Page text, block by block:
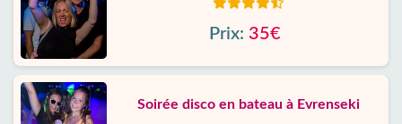
Prix: 35€
Soirée disco en bateau à Evrenseki